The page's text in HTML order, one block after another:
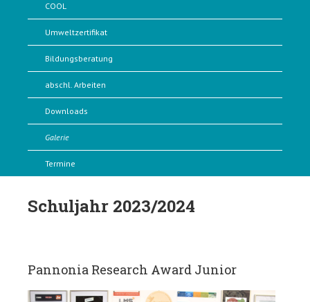
COOL
Umweltzertifikat
Bildungsberatung
abschl. Arbeiten
Downloads
Galerie
Termine
Schuljahr 2023/2024
Pannonia Research Award Junior